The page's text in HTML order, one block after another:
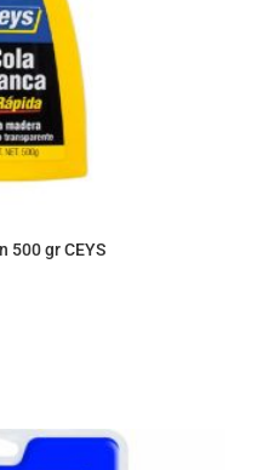
500 gr CEYS